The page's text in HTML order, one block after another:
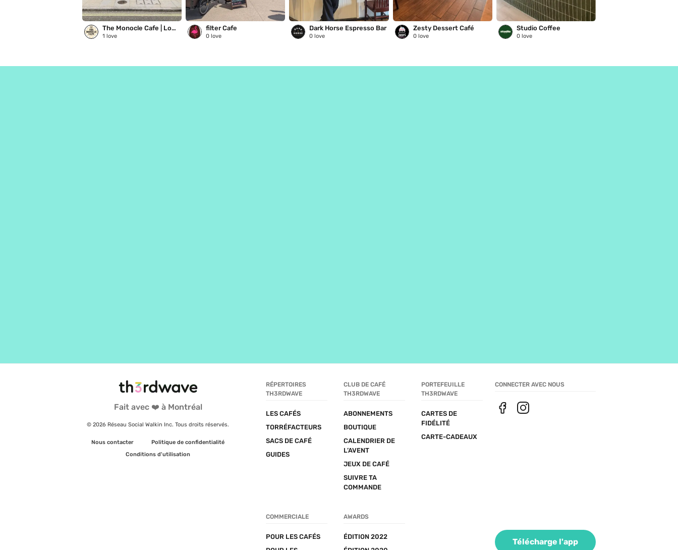
The Monocle Cafe | London
1 love
filter Cafe
0 love
Dark Horse Espresso Bar
0 love
Zesty Dessert Café
0love
Studio Coffee
0love
Fait avec ❤️ à Montréal
© 2026 Réseau Social Walkin Inc. Tous droits réservés.
Nous contacter
Politique de confidentialité
Conditions d'utilisation
RÉPERTOIRES
TH3RDWAVE
LES CAFÉS
TORRÉFACTEURS
SACS DE CAFÉ
GUIDES
CLUB DE CAFÉ
TH3RDWAVE
ABONNEMENTS
BOUTIQUE
CALENDRIER DE
L’AVENT
JEUX DE CAFÉ
SUIVRE TA
COMMANDE
PORTEFEUILLE
TH3RDWAVE
CARTES DE
FIDÉLITÉ
CARTE-CADEAUX
COMMERCIALE
POUR LES CAFÉS
AWARDS
ÉDITION 2022
CONNECTER AVEC NOUS
Télécharge l'app